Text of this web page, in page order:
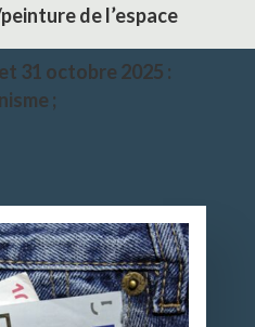
de l’espace
31 octobre 2025 :
;